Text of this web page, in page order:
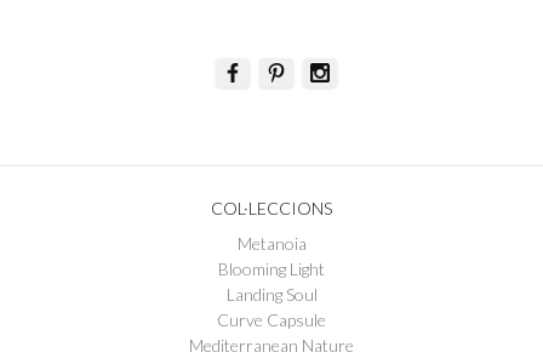
COL·LECCIONS
Metanoia
Blooming Light
Landing Soul
Curve Capsule
Mediterranean Nature